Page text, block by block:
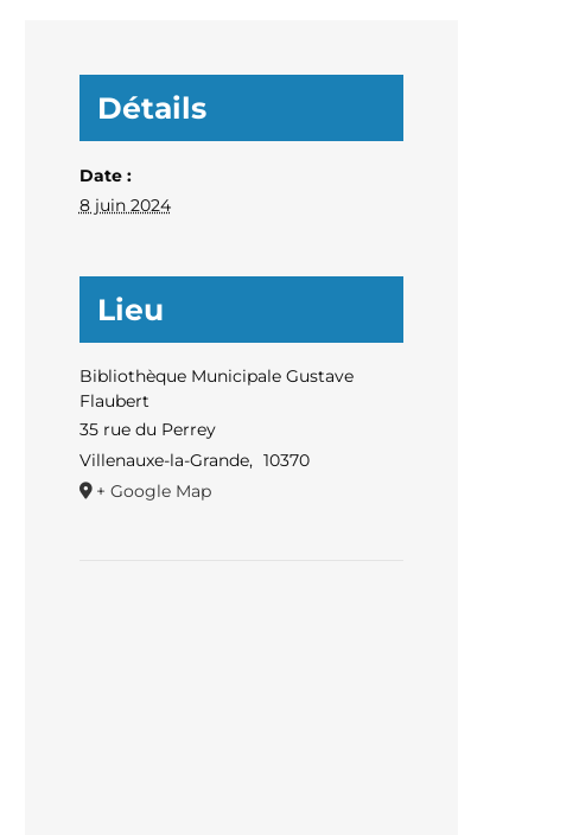
Détails
Date :
8 juin 2024
Lieu
Bibliothèque Municipale Gustave
Flaubert
35 rue du Perrey
Villenauxe-la-Grande, 10370
+ Google Map